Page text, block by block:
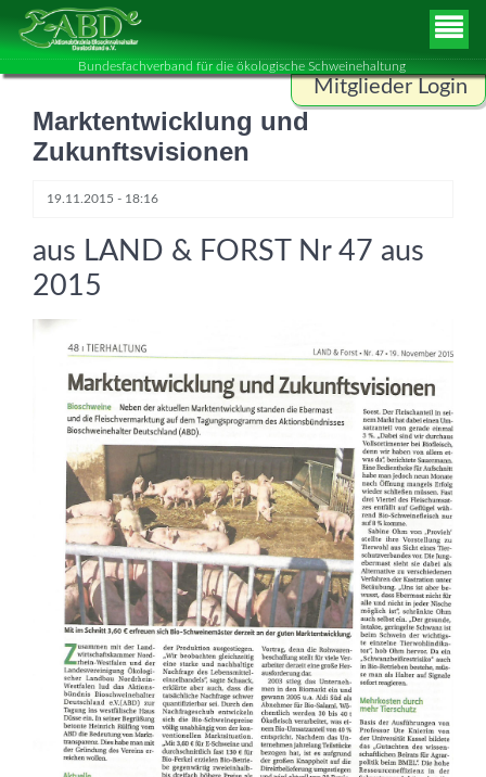
Bundesfachverband für die ökologische Schweinehaltung
Mitglieder Login
Marktentwicklung und
Zukunftsvisionen
19.11.2015 - 18:16
aus LAND & FORST Nr 47 aus
2015